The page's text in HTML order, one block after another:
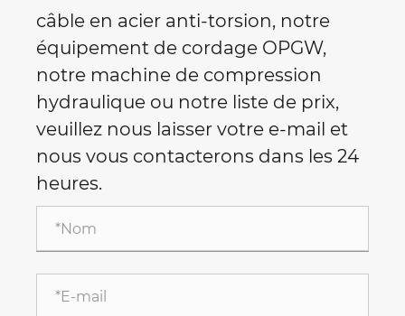
câble en acier anti-torsion, notre
équipement de cordage OPGW,
notre machine de compression
hydraulique ou notre liste de prix,
veuillez nous laisser votre e-mail et
nous vous contacterons dans les 24
heures.